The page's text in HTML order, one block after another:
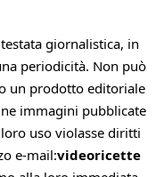
giornalistica, in
periodicità. Non può
un prodotto editoriale
immagini pubblicate
uso violasse diritti
e-mail:videoricette